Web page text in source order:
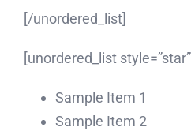
[/unordered_list]
[unordered_list
Sample Item 1
Sample Item 2